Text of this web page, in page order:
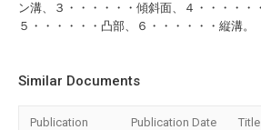
ン溝、３・・・・・・傾斜面、４・・・・・
５・・・・・・凸部、６・・・・・・縦溝。
Similar Documents
Publication Publication Date Title